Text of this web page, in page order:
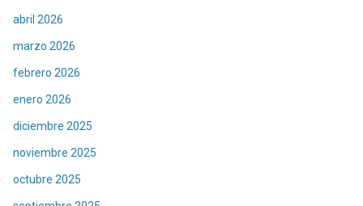
abril 2026
marzo 2026
febrero 2026
enero 2026
diciembre 2025
noviembre 2025
octubre 2025